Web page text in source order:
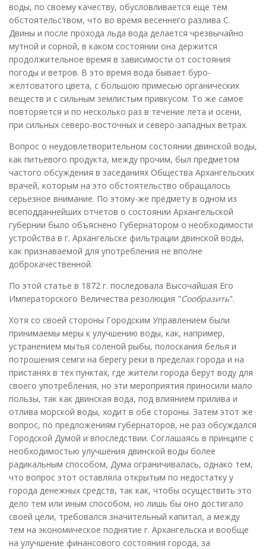
воды, по своему качеству, обусловливается еще тем
обстоятельством, что во время весеннего разлива С.
Двины и после прохода льда вода делается чрезвычайно
мутной и сорной, в каком состоянии она держится
продолжительное время в зависимости от состояния
погоды и ветров. В это время вода бывает буро-
желтоватого цвета, с большою примесью органических
веществ и с сильным землистым привкусом. То же самое
повторяется и по несколько раз в течение лета и осени,
при сильных северо-восточных и северо-западных ветрах.
Вопрос о неудовлетворительном состоянии двинской воды,
как питьевого продукта, между прочим, был предметом
частого обсуждения в заседаниях Общества Архангельских
врачей, которым на это обстоятельство обращалось
серьезное внимание. По этому-же предмету в одном из
всеподданнейших отчетов о состоянии Архангельской
губернии было объяснено Губернатором о необходимости
устройства в г. Архангельске фильтрации двинской воды,
как признаваемой для употребления не вполне
доброкачественной.
По этой статье в 1872 г. последовала Высочайшая Его
Императорского Величества резолюция "Сообразить".
Хотя со своей стороны Городским Управлением были
принимаемы меры к улучшению воды, как, например,
устранением мытья соленой рыбы, полоскания белья и
потрошения семги на берегу реки в пределах города и на
пристанях в тех пунктах, где жители города берут воду для
своего употребления, но эти мероприятия приносили мало
пользы, так как двинская вода, под влиянием прилива и
отлива морской воды, ходит в обе стороны. Затем этот же
вопрос, по предложениям губернаторов, не раз обсуждался
Городской Думой и впоследствии. Соглашаясь в принципе с
необходимостью улучшения двинской воды более
радикальным способом, Дума ограничивалась, однако тем,
что вопрос этот оставляла открытым по недостатку у
города денежных средств, так как, чтобы осуществить это
дело тем или иным способом, но лишь бы оно достигало
своей цели, требовался значительный капитал, а между
тем на экономическое поднятие г. Архангельска и вообще
на улучшение финансового состояния города, за